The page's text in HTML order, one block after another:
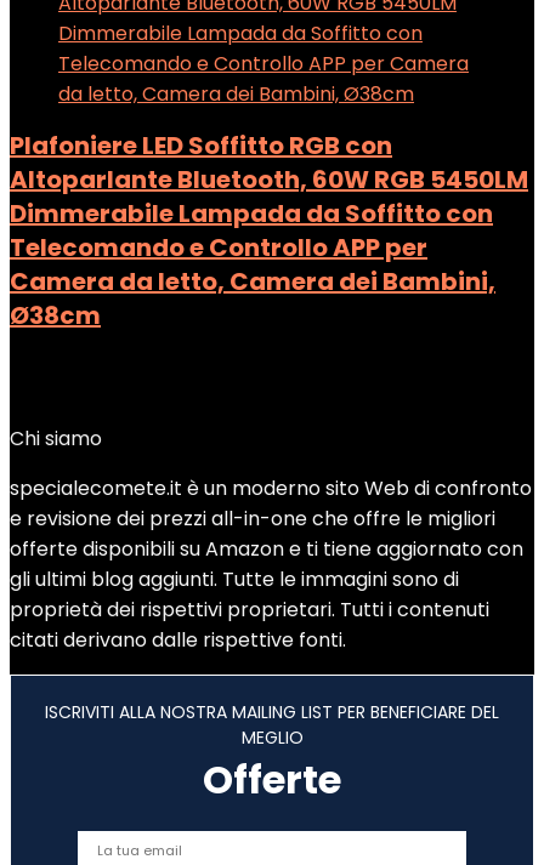
Plafoniere LED Soffitto RGB con
Altoparlante Bluetooth, 60W RGB 5450LM
Dimmerabile Lampada da Soffitto con
Telecomando e Controllo APP per
Camera da letto, Camera dei Bambini,
Ø38cm
Chi siamo
specialecomete.it è un moderno sito Web di confronto
e revisione dei prezzi all-in-one che offre le migliori
offerte disponibili su Amazon e ti tiene aggiornato con
gli ultimi blog aggiunti. Tutte le immagini sono di
proprietà dei rispettivi proprietari. Tutti i contenuti
citati derivano dalle rispettive fonti.
ISCRIVITI ALLA NOSTRA MAILING LIST PER BENEFICIARE DEL
MEGLIO
Offerte